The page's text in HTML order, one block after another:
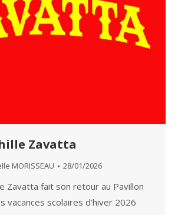
Zavatta
MORISSEAU 28/01/2026
Zavatta fait son retour au Pavillon
vacances scolaires d’hiver 2026